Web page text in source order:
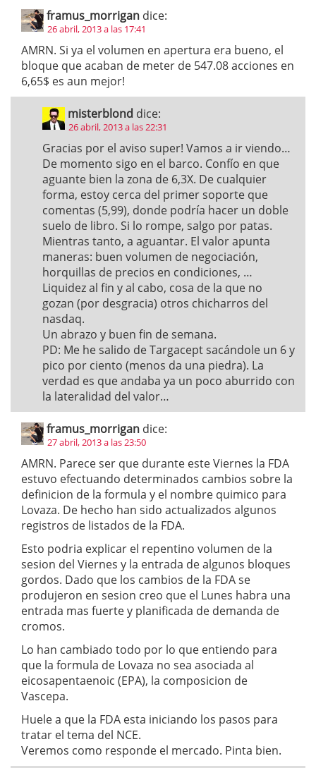
framus_morrigan dice:
26 abril, 2013 a las 17:41
AMRN. Si ya el volumen en apertura era bueno, el
bloque que acaban de meter de 547.08 acciones en
6,65$ es aun mejor!
misterblond dice:
26 abril, 2013 a las 22:31
Gracias por el aviso super! Vamos a ir viendo…
De momento sigo en el barco. Confío en que
aguante bien la zona de 6,3X. De cualquier
forma, estoy cerca del primer soporte que
comentas (5,99), donde podría hacer un doble
suelo de libro. Si lo rompe, salgo por patas.
Mientras tanto, a aguantar. El valor apunta
maneras: buen volumen de negociación,
horquillas de precios en condiciones, …
Liquidez al fin y al cabo, cosa de la que no
gozan (por desgracia) otros chicharros del
nasdaq.
Un abrazo y buen fin de semana.
PD: Me he salido de Targacept sacándole un 6 y
pico por ciento (menos da una piedra). La
verdad es que andaba ya un poco aburrido con
la lateralidad del valor…
framus_morrigan dice:
27 abril, 2013 a las 23:50
AMRN. Parece ser que durante este Viernes la FDA
estuvo efectuando determinados cambios sobre la
definicion de la formula y el nombre quimico para
Lovaza. De hecho han sido actualizados algunos
registros de listados de la FDA.
Esto podria explicar el repentino volumen de la
sesion del Viernes y la entrada de algunos bloques
gordos. Dado que los cambios de la FDA se
produjeron en sesion creo que el Lunes habra una
entrada mas fuerte y planificada de demanda de
cromos.
Lo han cambiado todo por lo que entiendo para
que la formula de Lovaza no sea asociada al
eicosapentaenoic (EPA), la composicion de
Vascepa.
Huele a que la FDA esta iniciando los pasos para
tratar el tema del NCE.
Veremos como responde el mercado. Pinta bien.